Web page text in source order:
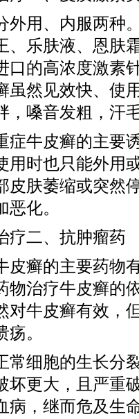
用、内服两种。
、乐肤液、恩肤
口的高浓度激素
虽然见效快、使
，嗓音发粗，汗
牛皮癣的主要诱
用时也只能外用
皮肤萎缩或突然
化。
二、抗肿瘤药
癣的主要药物有
物治疗牛皮癣的
对牛皮癣有效，
。
细胞的生长分裂
坏更大，且严重
病，继而危及生